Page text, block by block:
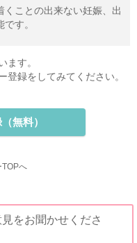
ことの出来ない妊娠、出
す。
ます。
登録をしてみてください。
無料）
へ
をお聞かせくださ